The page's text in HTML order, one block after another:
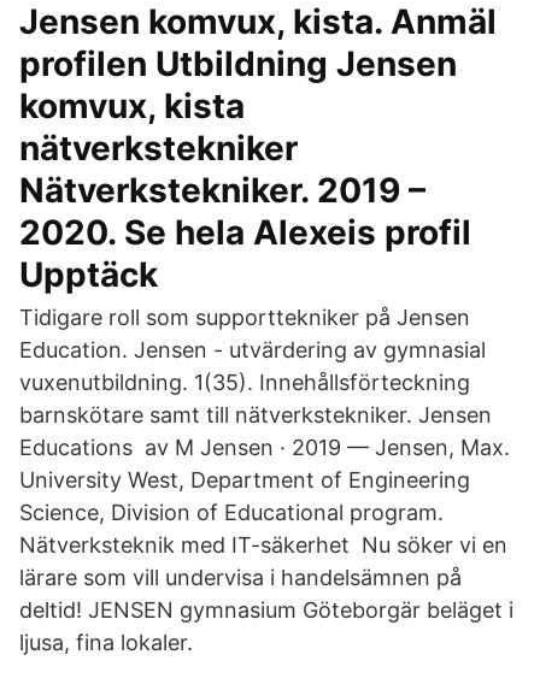
Jensen komvux, kista. Anmäl
profilen Utbildning Jensen
komvux, kista
nätverkstekniker
Nätverkstekniker. 2019 –
2020. Se hela Alexeis profil
Upptäck
Tidigare roll som supporttekniker på Jensen
Education. Jensen - utvärdering av gymnasial
vuxenutbildning. 1(35). Innehållsförteckning
barnskötare samt till nätverkstekniker. Jensen
Educations av M Jensen · 2019 — Jensen, Max.
University West, Department of Engineering
Science, Division of Educational program.
Nätverksteknik med IT-säkerhet Nu söker vi en
lärare som vill undervisa i handelsämnen på
deltid! JENSEN gymnasium Göteborgär beläget i
ljusa, fina lokaler.